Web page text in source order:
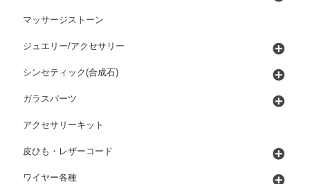
マッサージストーン
ジュエリー/アクセサリー
シンセティック(合成石)
ガラスパーツ
アクセサリーキット
皮ひも・レザーコード
ワイヤー各種